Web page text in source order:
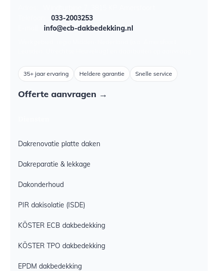
033-2003253
info@ecb-dakbedekking.nl
35+ jaar ervaring Heldere garantie Snelle service
Offerte aanvragen →
Dakrenovatie platte daken
Dakreparatie & lekkage
Dakonderhoud
PIR dakisolatie (ISDE)
KÖSTER ECB dakbedekking
KÖSTER TPO dakbedekking
EPDM dakbedekking